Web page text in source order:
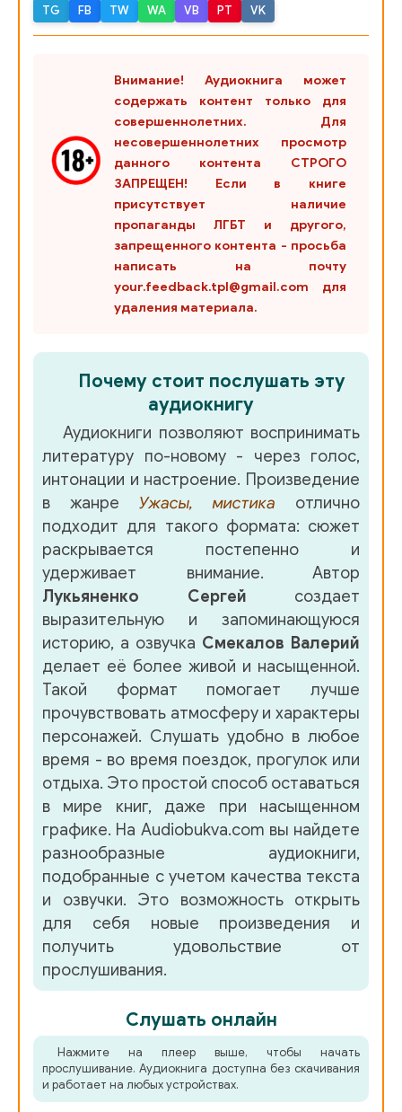
TG FB TW WA VB PT VK
Внимание! Аудиокнига может
содержать контент только для
совершеннолетних. Для
несовершеннолетних просмотр
данного контента СТРОГО
ЗАПРЕЩЕН! Если в книге
присутствует наличие
пропаганды ЛГБТ и другого,
запрещенного контента - просьба
написать на почту
your.feedback.tpl@gmail.com для
удаления материала.
Почему стоит послушать эту
аудиокнигу
Аудиокниги позволяют воспринимать
литературу по-новому - через голос,
интонации и настроение. Произведение
в жанре Ужасы, мистика отлично
подходит для такого формата: сюжет
раскрывается постепенно и
удерживает внимание. Автор
Лукьяненко Сергей создает
выразительную и запоминающуюся
историю, а озвучка Смекалов Валерий
делает её более живой и насыщенной.
Такой формат помогает лучше
прочувствовать атмосферу и характеры
персонажей. Слушать удобно в любое
время - во время поездок, прогулок или
отдыха. Это простой способ оставаться
в мире книг, даже при насыщенном
графике. На Audiobukva.com вы найдете
разнообразные аудиокниги,
подобранные с учетом качества текста
и озвучки. Это возможность открыть
для себя новые произведения и
получить удовольствие от
прослушивания.
Слушать онлайн
Нажмите на плеер выше, чтобы начать
прослушивание. Аудиокнига доступна без скачивания
и работает на любых устройствах.